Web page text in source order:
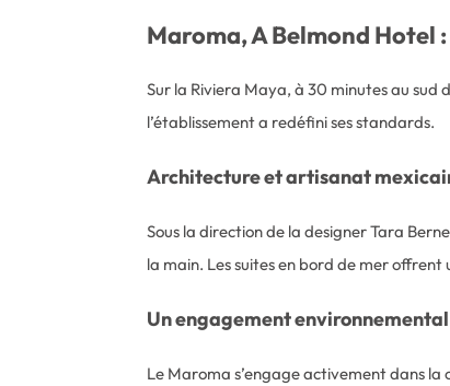
Maroma, A Belmond Hotel
Sur la Riviera Maya, à 30 minutes au sud
l’établissement a redéfini ses standards.
Architecture et artisanat
Sous la direction de la designer Tara
la main. Les suites en bord de mer
Un engagement
Le Maroma s’engage activement dans